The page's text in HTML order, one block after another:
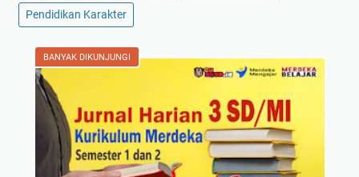
Pendidikan Karakter
BANYAK DIKUNJUNGI